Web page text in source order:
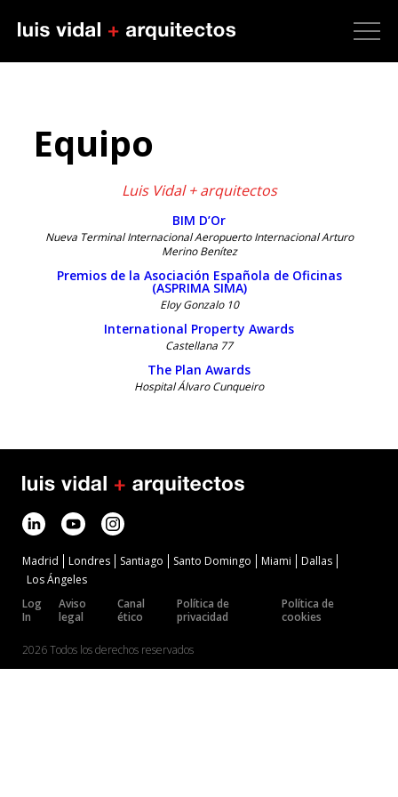
Equipo
Luis Vidal + arquitectos
BIM D’Or
Nueva Terminal Internacional Aeropuerto Internacional Arturo
Merino Benítez
Premios de la Asociación Española de Oficinas
(ASPRIMA SIMA)
Eloy Gonzalo 10
International Property Awards
Castellana 77
The Plan Awards
Hospital Álvaro Cunqueiro
Madrid Londres Santiago Santo Domingo Miami
Dallas
Los Ángeles
Log
In
Aviso
legal
Canal
ético
Política de
privacidad
Política de
cookies
2026 Todos los derechos reservados